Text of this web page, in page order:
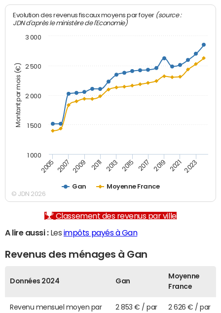
Montant par mois (€)
Evolution des revenus fiscaux moyens par foyer (source :
JDN d'après le ministère de l'Economie)
Gan Moyenne France
2005 2007 2009 2011 2013 2015 2017 2019 2021 2023
1 000
1 500
2 000
2 500
3 000
© JDN 2026
Classement des revenus par ville
A lire aussi :Les impôts payés à Gan
Revenus des ménages à Gan
Données 2024 Gan
Moyenne
France
Revenu mensuel moyen par
2 853 € / par
2 626 € / par